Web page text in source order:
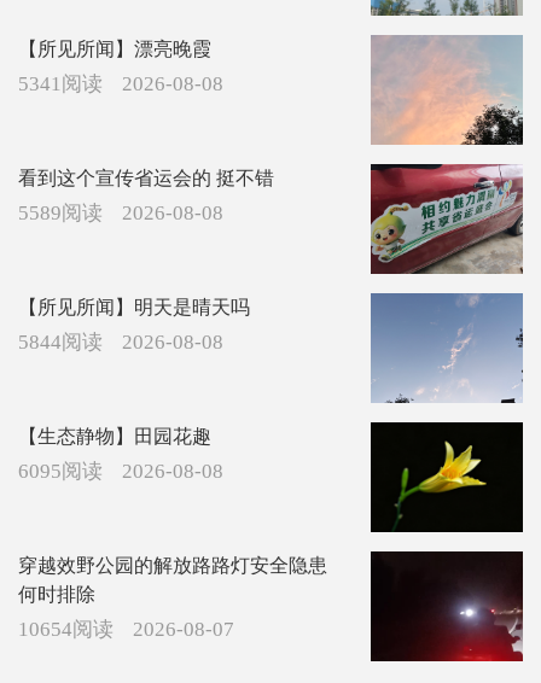
【所见所闻】漂亮晚霞
5341阅读 2026-08-08
看到这个宣传省运会的 挺不错
5589阅读 2026-08-08
【所见所闻】明天是晴天吗
5844阅读 2026-08-08
【生态静物】田园花趣
6095阅读 2026-08-08
穿越效野公园的解放路路灯安全隐患
何时排除
10654阅读 2026-08-07